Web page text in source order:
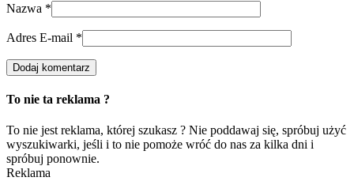
Nazwa *
Adres E-mail *
To nie ta reklama ?
To nie jest reklama, której szukasz ? Nie poddawaj się, spróbuj użyć
wyszukiwarki, jeśli i to nie pomoże wróć do nas za kilka dni i
spróbuj ponownie.
Reklama